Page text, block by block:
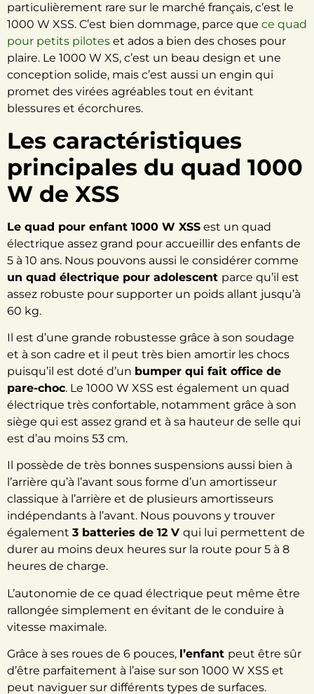
particulièrement rare sur le marché français, c’est le
1000 W XSS. C’est bien dommage, parce que ce quad
pour petits pilotes et ados a bien des choses pour
plaire. Le 1000 W XS, c’est un beau design et une
conception solide, mais c’est aussi un engin qui
promet des virées agréables tout en évitant
blessures et écorchures.
Les caractéristiques
principales du quad 1000
W de XSS
Le quad pour enfant 1000 W XSS est un quad
électrique assez grand pour accueillir des enfants de
5 à 10 ans. Nous pouvons aussi le considérer comme
un quad électrique pour adolescent parce qu’il est
assez robuste pour supporter un poids allant jusqu’à
60 kg.
Il est d’une grande robustesse grâce à son soudage
et à son cadre et il peut très bien amortir les chocs
puisqu’il est doté d’un bumper qui fait office de
pare-choc. Le 1000 W XSS est également un quad
électrique très confortable, notamment grâce à son
siège qui est assez grand et à sa hauteur de selle qui
est d’au moins 53 cm.
Il possède de très bonnes suspensions aussi bien à
l’arrière qu’à l’avant sous forme d’un amortisseur
classique à l’arrière et de plusieurs amortisseurs
indépendants à l’avant. Nous pouvons y trouver
également 3 batteries de 12 V qui lui permettent de
durer au moins deux heures sur la route pour 5 à 8
heures de charge.
L’autonomie de ce quad électrique peut même être
rallongée simplement en évitant de le conduire à
vitesse maximale.
Grâce à ses roues de 6 pouces, l’enfant peut être sûr
d’être parfaitement à l’aise sur son 1000 W XSS et
peut naviguer sur différents types de surfaces.